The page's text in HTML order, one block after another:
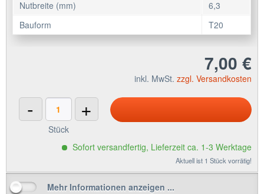
Nutbreite (mm)
6,3
Bauform
T20
7,00 €
inkl. MwSt. zzgl. Versandkosten
- +
Stück
Sofort versandfertig, Lieferzeit ca. 1-3 Werktage
Aktuell ist 1 Stück vorrätig!
Mehr Informationen anzeigen ...